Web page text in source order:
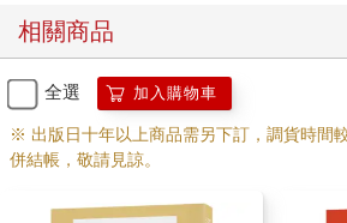
擔心自己沒辦法寫好它。只知道我無論甚
去年七月，真里生病住院了。出院過一次
出了問題，現在店一直都關著。
我很茫然，我已經在那家店出出入入快要
果不是那家店，不是在那一區的小巷裡，
相關商品
全選 加入購物車
※ 出版日十年以上商品需另下訂，調貨時間
併結帳，敬請見諒。